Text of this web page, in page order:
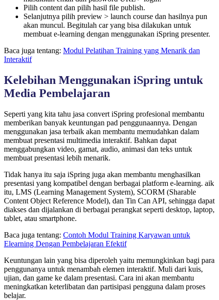
Pilih content dan pilih hasil file publish.
Selanjutnya pilih preview > launch course dan hasilnya pun
akan muncul. Begitulah car yang bisa dilakukan untuk
membuat e-learning dengan menggunakan iSpring presenter.
Baca juga tentang: Modul Pelatihan Training yang Menarik dan
Interaktif
Kelebihan Menggunakan iSpring untuk
Media Pembelajaran
Seperti yang kita tahu jasa convert iSpring profesional membantu
memberikan banyak keuntungan pad penggunaannya. Dengan
menggunakan jasa terbaik akan membantu memudahkan dalam
membuat presentasi multimedia interaktif. Bahkan dapat
menggabungkan video, gamat, audio, animasi dan teks untuk
membuat presentasi lebih menarik.
Tidak hanya itu saja iSpring juga akan membantu menghasilkan
presentasi yang kompatibel dengan berbagai platform e-learning. aik
itu, LMS (Learning Management System), SCORM (Sharable
Content Object Reference Model), dan Tin Can API, sehingga dapat
diakses dan dijalankan di berbagai perangkat seperti desktop, laptop,
tablet, atau smartphone.
Baca juga tentang: Contoh Modul Training Karyawan untuk
Elearning Dengan Pembelajaran Efektif
Keuntungan lain yang bisa diperoleh yaitu memungkinkan bagi para
penggunanya untuk menambah elemen interaktif. Muli dari kuis,
ujian, dan game ke dalam presentasi. Cara ini akan membantu
meningkatkan keterlibatan dan partisipasi pengguna dalam proses
belajar.